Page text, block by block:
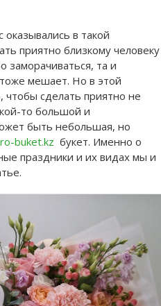
в такой
приятно близкому человеку
заморачиваться, та и
мешает. Но в этой
чтобы сделать приятно не
то большой и
быть небольшая, но
buket.kz букет. Именно о
праздники и их видах мы и